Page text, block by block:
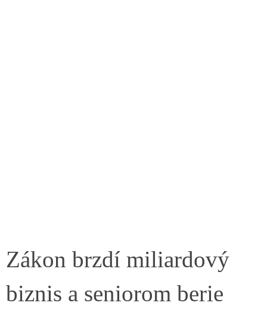
Zákon brzdí miliardový
biznis a seniorom berie